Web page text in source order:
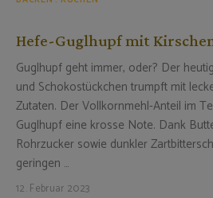
Hefe-Guglhupf mit
Guglhupf geht immer, oder? Der
und Schokostückchen trumpft mit
Zutaten. Der Vollkornmehl-Anteil im
Guglhupf eine krosse Note. Dank
Rohrzucker sowie dunkler
geringen …
12. Februar 2023